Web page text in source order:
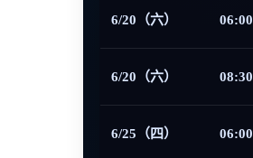
6/20（六） 06:00
6/20（六） 08:30
6/25（四） 06:00